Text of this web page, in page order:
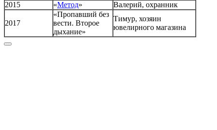
2015
«Метод» Валерий, охранник
2017
«Пропавший без
вести. Второе
дыхание»
Тимур, хозяин
ювелирного магазина